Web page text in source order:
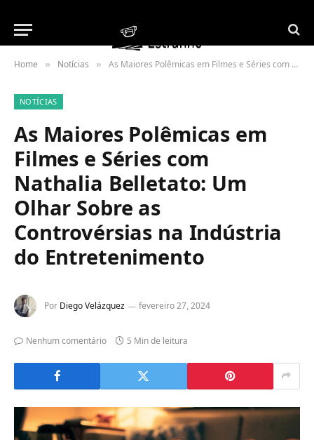
Home » Notícias » As Maiores Polêmicas em Filmes e Séries com Nathalia Belletato: Um Olhar Sobre as Controvérsias na Indústria do Entretenimento
NOTÍCIAS
As Maiores Polêmicas em
Filmes e Séries com
Nathalia Belletato: Um
Olhar Sobre as
Controvérsias na Indústria
do Entretenimento
Por Diego Velázquez fevereiro 27, 2024
Nenhum comentário 5 Min de leitura